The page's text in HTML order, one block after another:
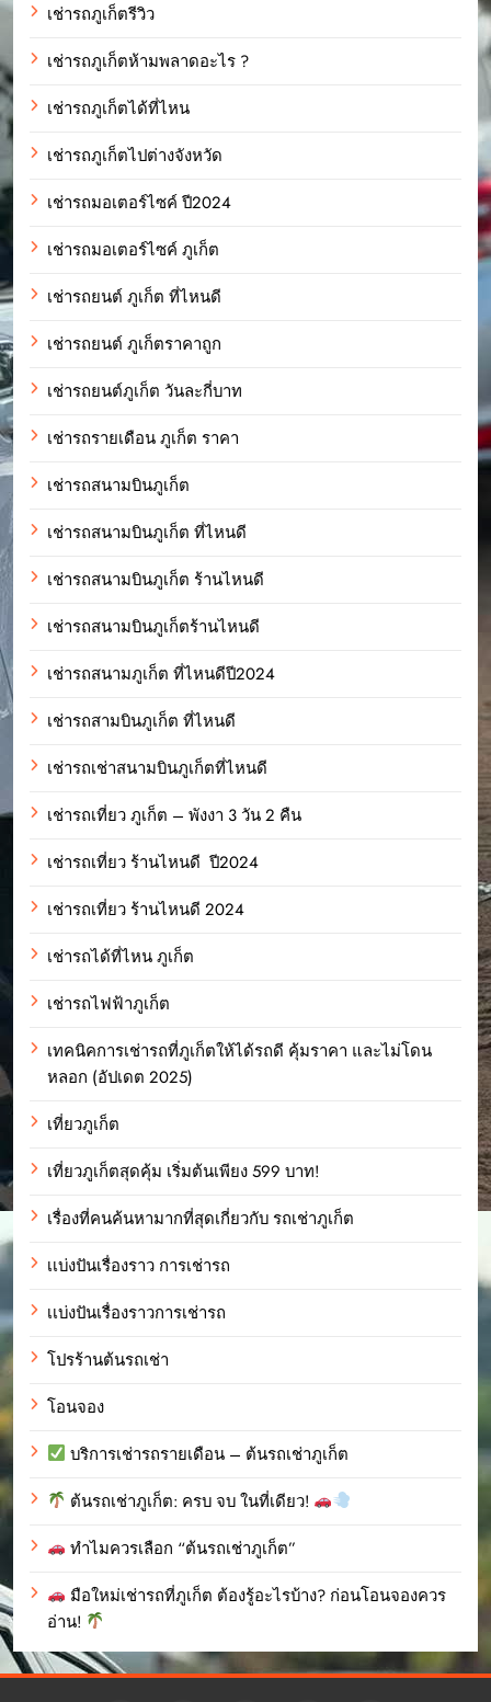
เช่ารถภูเก็ตรีวิว
เช่ารถภูเก็ตห้ามพลาดอะไร ?
เช่ารถภูเก็ตได้ที่ไหน
เช่ารถภูเก็ตไปต่างจังหวัด
เช่ารถมอเตอร์ไซค์ ปี2024
เช่ารถมอเตอร์ไซค์ ภูเก็ต
เช่ารถยนต์ ภูเก็ต ที่ไหนดี
เช่ารถยนต์ ภูเก็ตราคาถูก
เช่ารถยนต์ภูเก็ต วันละกี่บาท
เช่ารถรายเดือน ภูเก็ต ราคา
เช่ารถสนามบินภูเก็ต
เช่ารถสนามบินภูเก็ต ที่ไหนดี
เช่ารถสนามบินภูเก็ต ร้านไหนดี
เช่ารถสนามบินภูเก็ตร้านไหนดี
เช่ารถสนามภูเก็ต ที่ไหนดีปี2024
เช่ารถสามบินภูเก็ต ที่ไหนดี
เช่ารถเช่าสนามบินภูเก็ตที่ไหนดี
เช่ารถเที่ยว ภูเก็ต – พังงา 3 วัน 2 คืน
เช่ารถเที่ยว ร้านไหนดี ปี2024
เช่ารถเที่ยว ร้านไหนดี 2024
เช่ารถได้ที่ไหน ภูเก็ต
เช่ารถไฟฟ้าภูเก็ต
เทคนิคการเช่ารถที่ภูเก็ตให้ได้รถดี คุ้มราคา และไม่โดน
หลอก (อัปเดต 2025)
เที่ยวภูเก็ต
เที่ยวภูเก็ตสุดคุ้ม เริ่มต้นเพียง 599 บาท!
เรื่องที่คนค้นหามากที่สุดเกี่ยวกับ รถเช่าภูเก็ต
เเบ่งปันเรื่องราว การเช่ารถ
เเบ่งปันเรื่องราวการเช่ารถ
โปรร้านต้นรถเช่า
โอนจอง
บริการเช่ารถรายเดือน – ต้นรถเช่าภูเก็ต
ต้นรถเช่าภูเก็ต: ครบ จบ ในที่เดียว!
ทำไมควรเลือก “ต้นรถเช่าภูเก็ต”
มือใหม่เช่ารถที่ภูเก็ต ต้องรู้อะไรบ้าง? ก่อนโอนจองควร
อ่าน!